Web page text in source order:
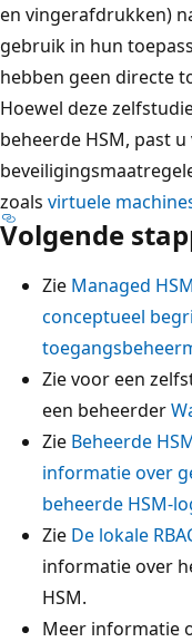
en vingerafdrukken)
gebruik in hun
hebben geen directe
Hoewel deze
beheerde HSM, past
zoals virtuele
Volgende
Zie Managed
conceptueel
Zie voor een
een beheerder
Zie Beheerde
informatie over
beheerde HSM-
Zie De lokale
informatie over
HSM.
Meer informatie